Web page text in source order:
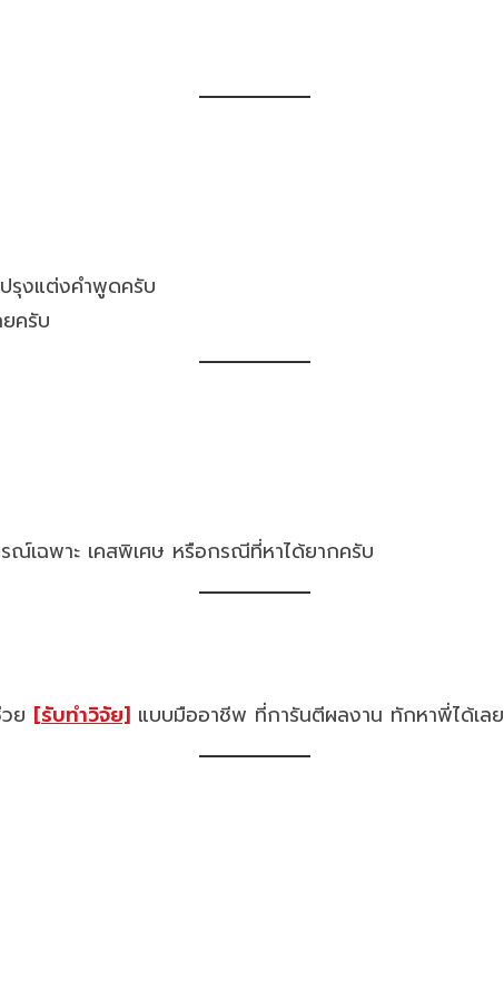
รุงแต่งคำพูดครับ
ครับ
ณ์เฉพาะ เคสพิเศษ หรือกรณีที่หาได้ยากครับ
ย [รับทำวิจัย] แบบมืออาชีพ ที่การันตีผลงาน ทักหาพี่ได้เล